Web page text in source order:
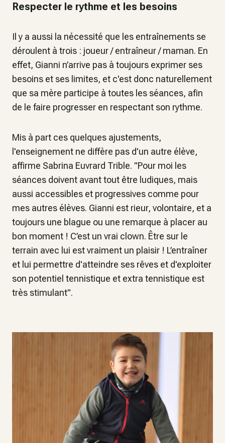
Respecter le rythme et les besoins
Il y a aussi la nécessité que les entraînements se
déroulent à trois : joueur / entraîneur / maman. En
effet, Gianni n’arrive pas à toujours exprimer ses
besoins et ses limites, et c'est donc naturellement
que sa mère participe à toutes les séances, afin
de le faire progresser en respectant son rythme.
Mis à part ces quelques ajustements,
l'enseignement ne diffère pas d'un autre élève,
affirme Sabrina Euvrard Trible. "Pour moi les
séances doivent avant tout être ludiques, mais
aussi accessibles et progressives comme pour
mes autres élèves. Gianni est rieur, volontaire, et a
toujours une blague ou une remarque à placer au
bon moment ! C’est un vrai clown. Être sur le
terrain avec lui est vraiment un plaisir ! L’entraîner
et lui permettre d'atteindre ses rêves et d'exploiter
son potentiel tennistique et extra tennistique est
très stimulant".